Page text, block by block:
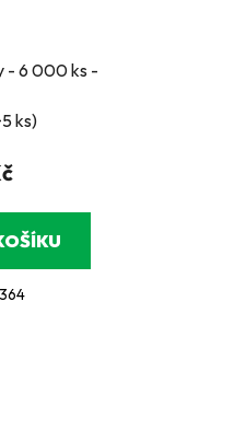
- 6 000 ks -
ks)